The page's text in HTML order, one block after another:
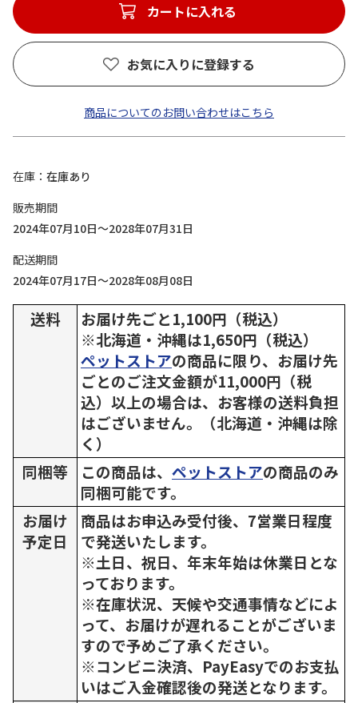
カートに入れる
お気に入りに登録する
商品についてのお問い合わせはこちら
在庫
在庫あり
販売期間
2024年07月10日～2028年07月31日
配送期間
2024年07月17日～2028年08月08日
送料
お届け先ごと1,100円（税込）
※北海道・沖縄は1,650円（税込）
ペットストアの商品に限り、お届け先
ごとのご注文金額が11,000円（税
込）以上の場合は、お客様の送料負担
はございません。（北海道・沖縄は除
く）
同梱等
この商品は、 ペットストアの商品のみ
同梱可能です。
お届け
予定日
商品はお申込み受付後、7営業日程度
で発送いたします。
※土日、祝日、年末年始は休業日とな
っております。
※在庫状況、天候や交通事情などによ
って、お届けが遅れることがございま
すので予めご了承ください。
※コンビニ決済、PayEasyでのお支払
いはご入金確認後の発送となります。